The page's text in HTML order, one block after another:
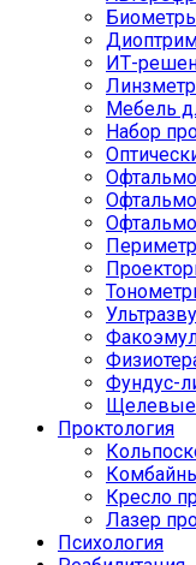
ИТ-
Мебель
Набор
Фундус-
Проктология
Кресло
Лазер
Психология